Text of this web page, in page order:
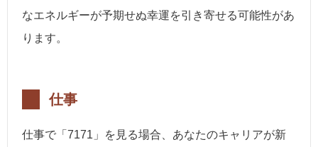
なエネルギーが予期せぬ幸運を引き寄せる可能性があ
ります。
仕事
仕事で「7171」を見る場合、あなたのキャリアが新